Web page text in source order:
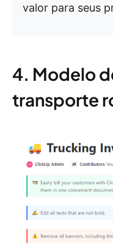
valor para seus
4. Modelo
transporte